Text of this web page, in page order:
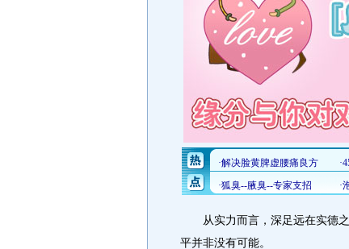
从实力而言，深足远在实德之
平并非没有可能。